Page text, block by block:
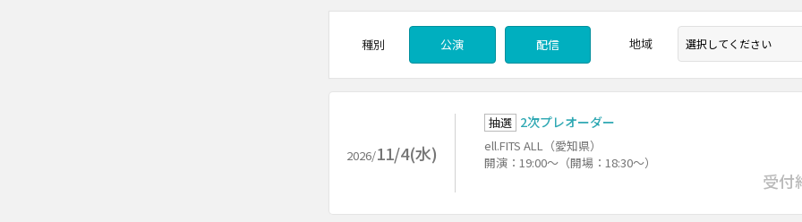
種別 公演 配信 地域
2026/11/4(水)
抽選 2次プレオーダー
ell.FITS ALL（愛知県）
開演：19:00～（開場：18:30～）
受付